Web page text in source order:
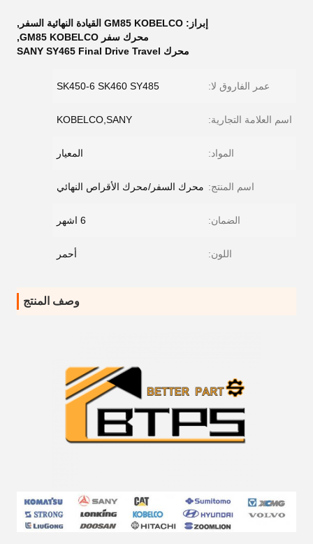
إبراز: GM85 KOBELCO القيادة النهائية السفر
,
محرك سفر GM85 KOBELCO
,
محرك SANY SY465 Final Drive Travel
عمر الفاروق لا: SK450-6 SK460 SY485
اسم العلامة التجارية: KOBELCO,SANY
المواد: المعيار
اسم المنتج: محرك السفر/محرك الأقراص النهائي
الضمان: 6 اشهر
اللون: أحمر
وصف المنتج